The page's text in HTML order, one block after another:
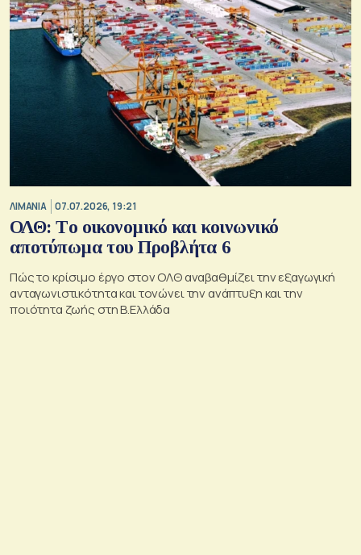
ΛΙΜΑΝΙΑ 07.07.2026, 19:21
ΟΛΘ: Tο οικονομικό και κοινωνικό
αποτύπωμα του Προβλήτα 6
Πώς το κρίσιμο έργο στον ΟΛΘ αναβαθμίζει την εξαγωγική
ανταγωνιστικότητα και τονώνει την ανάπτυξη και την
ποιότητα ζωής στη Β.Ελλάδα